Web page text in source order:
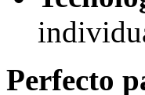
Perfecto